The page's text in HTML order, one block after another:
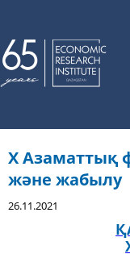
X Азаматтық
және жабылу
26.11.2021